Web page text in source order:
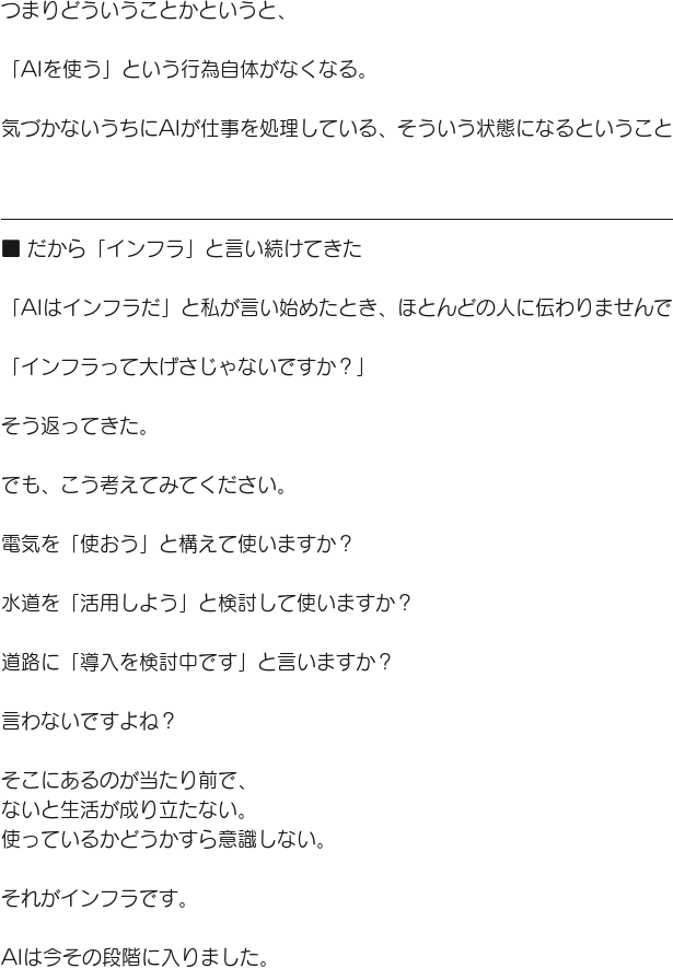
つまりどういうことかというと、
「AIを使う」という行為自体がなくなる。
気づかないうちにAIが仕事を処理している、そういう状態になるということ
■ だから「インフラ」と言い続けてきた
「AIはインフラだ」と私が言い始めたとき、ほとんどの人に伝わりませんで
「インフラって大げさじゃないですか？」
そう返ってきた。
でも、こう考えてみてください。
電気を「使おう」と構えて使いますか？
水道を「活用しよう」と検討して使いますか？
道路に「導入を検討中です」と言いますか？
言わないですよね？
そこにあるのが当たり前で、
ないと生活が成り立たない。
使っているかどうかすら意識しない。
それがインフラです。
AIは今その段階に入りました。